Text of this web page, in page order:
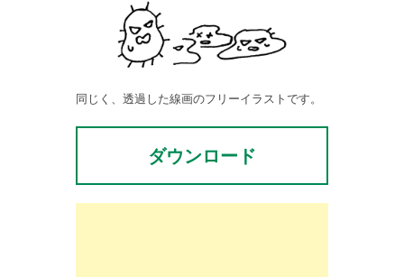
同じく、透過した線画のフリーイラストです。
ダウンロード